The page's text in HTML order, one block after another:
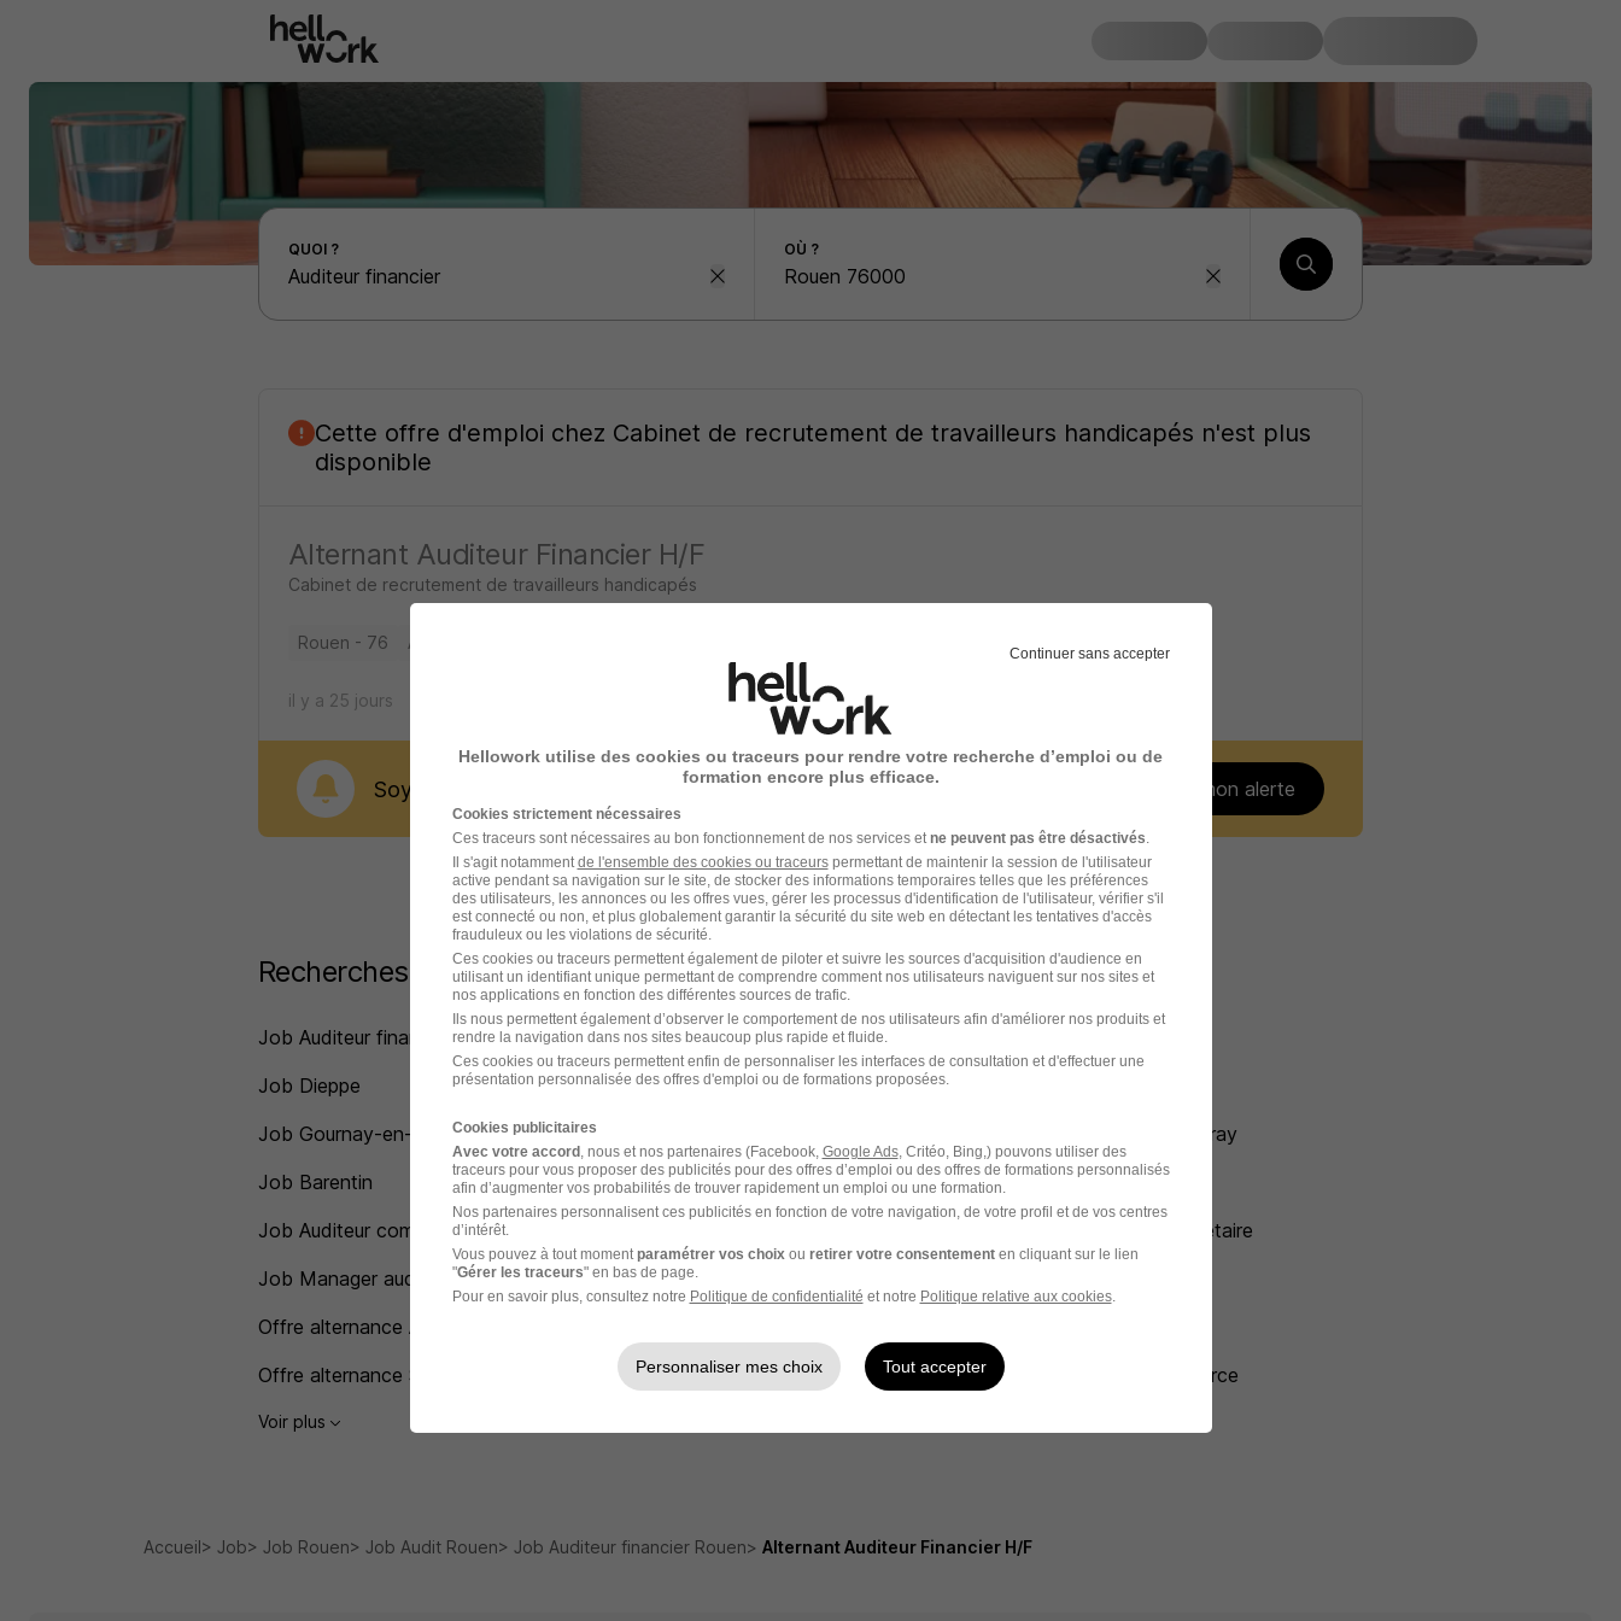
Effectuer une recherche d'emploi par localité
QUOI ? OÙ ?
Cette offre d'emploi chez Cabinet de recrutement de travailleurs handicapés n'est plus
disponible
Alternant Auditeur Financier H/F
Cabinet de recrutement de travailleurs handicapés
Rouen - 76 Alternance
il y a 25 jours
Soyez alerté dès qu'une offre similaire est publiée ! Créer mon alerte
Recherches similaires
Job Auditeur financier Job Audit
Job Dieppe
Job Fécamp
Job Gournay-en-Bray
Job Neufchâtel-en-Bray
Job Barentin
Job Forges-les-Eaux
Job Duclair
Job Auditeur comptable
Job Contrôleur budgétaire
Job Manager audit
Job Contrôleur financier
Offre alternance Audit
Offre alternance Seine-Maritime
Job Janvier Job Ecole de commerce
Voir plus
Accueil Job Job Rouen Job Audit Rouen Job Auditeur financier Rouen Alternant Auditeur Financier H/F
Continuer sans accepter
Hellowork utilise des cookies ou traceurs pour rendre votre recherche d’emploi ou de
formation encore plus efficace.
Cookies strictement nécessaires
Ces traceurs sont nécessaires au bon fonctionnement de nos services etne peuvent pas être désactivés.
Il s'agit notammentde l'ensemble des cookies ou traceurspermettant de maintenir la session de l'utilisateur
active pendant sa navigation sur le site, de stocker des informations temporaires telles que les préférences
des utilisateurs, les annonces ou les offres vues, gérer les processus d'identification de l'utilisateur, vérifier s'il
est connecté ou non, et plus globalement garantir la sécurité du site web en détectant les tentatives d'accès
frauduleux ou les violations de sécurité.
Ces cookies ou traceurs permettent également de piloter et suivre les sources d'acquisition d'audience en
utilisant un identifiant unique permettant de comprendre comment nos utilisateurs naviguent sur nos sites et
nos applications en fonction des différentes sources de trafic.
Ils nous permettent également d’observer le comportement de nos utilisateurs afin d'améliorer nos produits et
rendre la navigation dans nos sites beaucoup plus rapide et fluide.
Ces cookies ou traceurs permettent enfin de personnaliser les interfaces de consultation et d'effectuer une
présentation personnalisée des offres d'emploi ou de formations proposées.
Cookies publicitaires
Avec votre accord , nous et nos partenaires (Facebook, Google Ads, Critéo, Bing,) pouvons utiliser des
traceurs pour vous proposer des publicités pour des offres d’emploi ou des offres de formations personnalisés
afin d’augmenter vos probabilités de trouver rapidement un emploi ou une formation.
Nos partenaires personnalisent ces publicités en fonction de votre navigation, de votre profil et de vos centres
d’intérêt.
Vous pouvez à tout momentparamétrer vos choixou retirer votre consentementen cliquant sur le lien
"Gérer les traceurs" en bas de page.
Pour en savoir plus, consultez notre Politique de confidentialité et notre Politique relative aux cookies.
Personnaliser mes choix Tout accepter